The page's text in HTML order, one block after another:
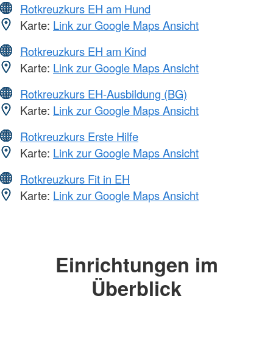
Rotkreuzkurs EH am Hund
Karte: Link zur Google Maps Ansicht
Rotkreuzkurs EH am Kind
Karte: Link zur Google Maps Ansicht
Rotkreuzkurs EH-Ausbildung (BG)
Karte: Link zur Google Maps Ansicht
Rotkreuzkurs Erste Hilfe
Karte: Link zur Google Maps Ansicht
Rotkreuzkurs Fit in EH
Karte: Link zur Google Maps Ansicht
Einrichtungen im
Überblick